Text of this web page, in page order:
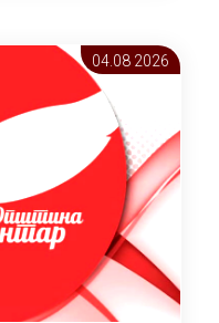
времетраење од 3
потпишувањето на
најповолниот
04.08 2026